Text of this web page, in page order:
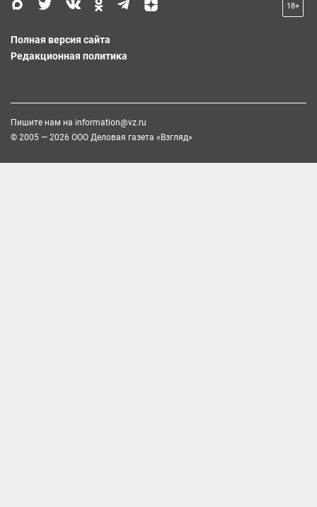
18+
Полная версия сайта
Редакционная политика
Пишите нам на information@vz.ru
© 2005 — 2026 ООО Деловая газета «Взгляд»